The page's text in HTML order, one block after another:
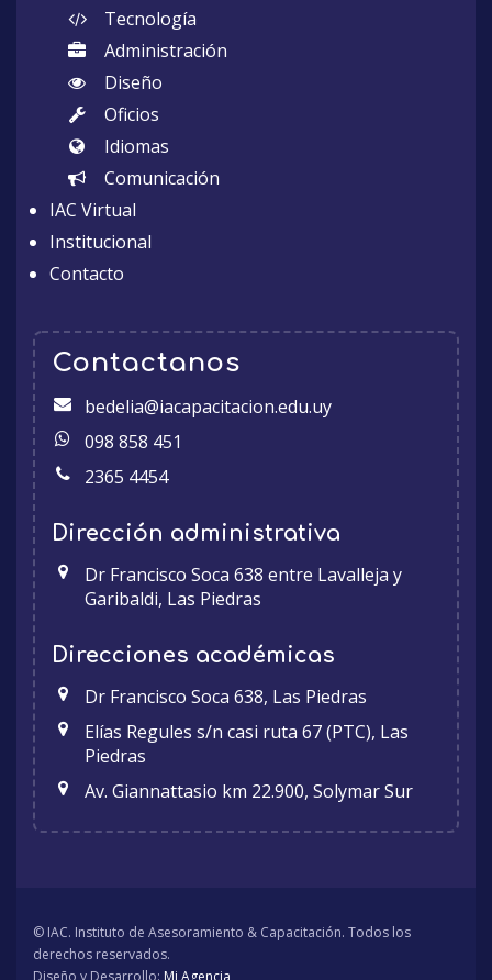
Tecnología
Administración
Diseño
Oficios
Idiomas
Comunicación
IAC Virtual
Institucional
Contacto
Contactanos
bedelia@iacapacitacion.edu.uy
098 858 451
2365 4454
Dirección administrativa
Dr Francisco Soca 638 entre Lavalleja y
Garibaldi, Las Piedras
Direcciones académicas
Dr Francisco Soca 638, Las Piedras
Elías Regules s/n casi ruta 67 (PTC), Las
Piedras
Av. Giannattasio km 22.900, Solymar Sur
© IAC. Instituto de Asesoramiento & Capacitación. Todos los
derechos reservados.
Diseño y Desarrollo: Mi Agencia